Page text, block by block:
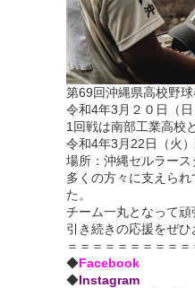
第69回沖縄県高校野
令和4年3月２０日（日
1回戦は南部工業高校
令和4年3月22日（火
場所：沖縄セルラー
多くの方々に支えら
た。
チーム一丸となって頑
引き続きの応援をぜひ
＝＝＝＝＝＝＝＝＝
◆Facebook
◆Instagram